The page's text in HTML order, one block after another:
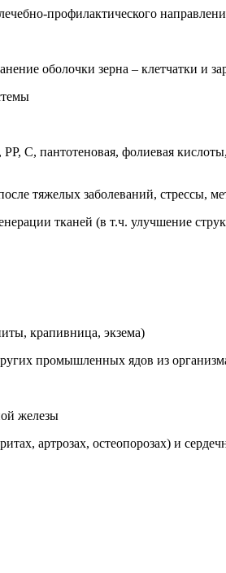
профилактического
оболочки зерна – клетчатки и
С, пантотеновая, фолиевая
тяжелых заболеваний, стрессы,
тканей (в т.ч. улучшение
крапивница, экзема)
промышленных ядов из
железы
артрозах, остеопорозах) и